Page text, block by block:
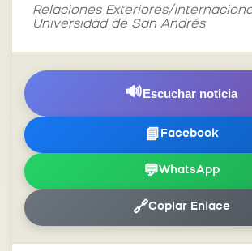
Relaciones Exteriores/
Universidad de San Andrés
🔊Escuchar noticia
📘 Facebook
💬WhatsApp
🔗Copiar Enlace